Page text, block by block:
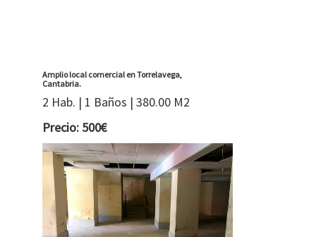
Amplio local comercial en Torrelavega,
Cantabria.
2 Hab. | 1 Baños | 380.00 M2
Precio: 500€